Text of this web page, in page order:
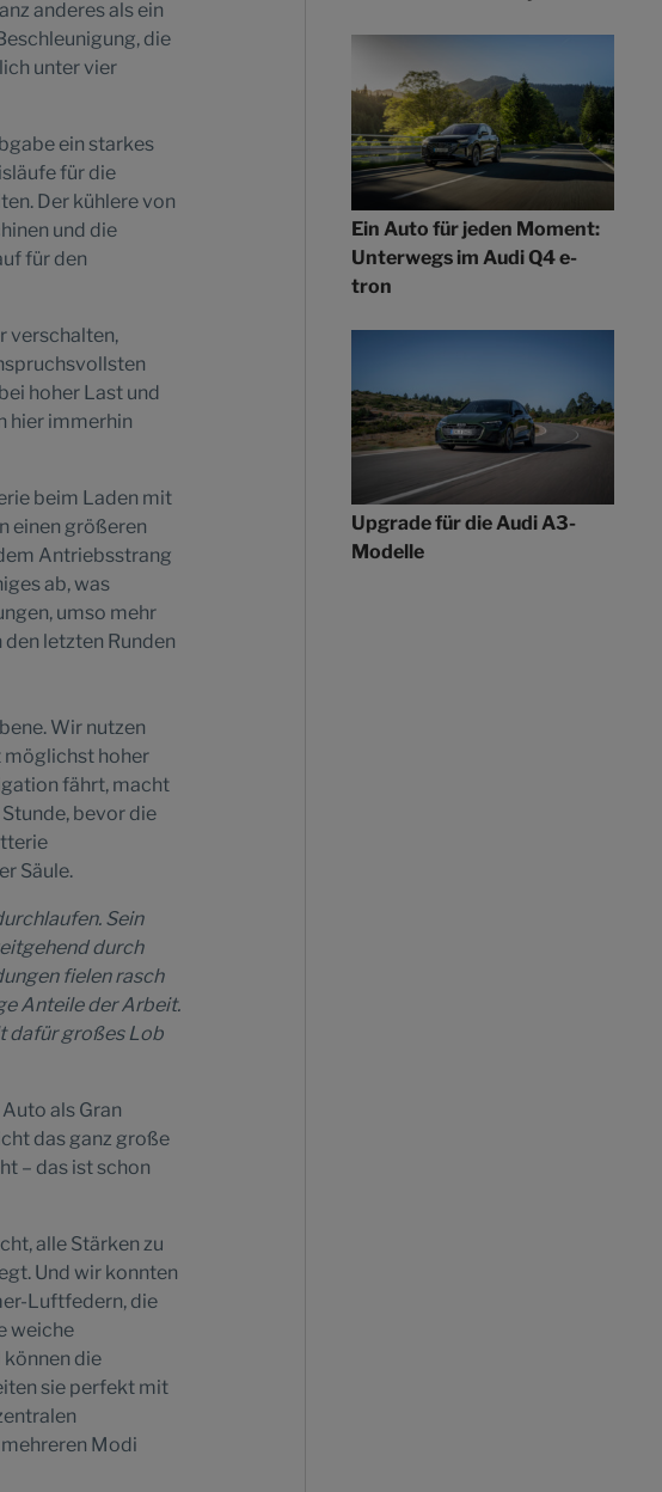
anderes als ein
die
unter vier
ein starkes
für die
Der kühlere von
und die
für den
verschalten,
hoher Last und
hier immerhin
beim Laden mit
einen größeren
Antriebsstrang
ab, was
umso mehr
letzten Runden
Wir nutzen
möglichst hoher
fährt, macht
bevor die
Säule.
Sein
durch
fielen rasch
Anteile der Arbeit.
dafür großes Lob
als Gran
das ganz große
– das ist schon
alle Stärken zu
Und wir konnten
Luftfedern, die
weiche
die
sie perfekt mit
Modi
Ein Auto für jeden Moment:
Unterwegs im Audi Q4 e-
tron
Upgrade für die Audi A3-
Modelle